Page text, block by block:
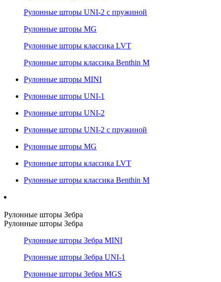
Рулонные шторы UNI-2 с пружиной
Рулонные шторы MG
Рулонные шторы классика LVT
Рулонные шторы классика Benthin M
Рулонные шторы MINI
Рулонные шторы UNI-1
Рулонные шторы UNI-2
Рулонные шторы UNI-2 с пружиной
Рулонные шторы MG
Рулонные шторы классика LVT
Рулонные шторы классика Benthin M
Рулонные шторы Зебра
Рулонные шторы Зебра
Рулонные шторы Зебра MINI
Рулонные шторы Зебра UNI-1
Рулонные шторы Зебра MGS